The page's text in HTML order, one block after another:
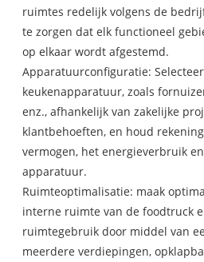
ruimtes redelijk volgens de
te zorgen dat elk functioneel
op elkaar wordt afgestemd.
Apparatuurconfiguratie:
keukenapparatuur, zoals
enz., afhankelijk van zakelijke
klantbehoeften, en houd
vermogen, het energieverbruik
apparatuur.
Ruimteoptimalisatie: maak
interne ruimte van de foodtruck
ruimtegebruik door middel van
meerdere verdiepingen,